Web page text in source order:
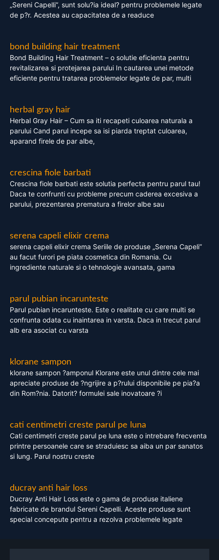
„Sereni Capelli”, sunt solu?ia ideal? pentru problemele legate
de p?r. Acestea au capacitatea de a readuce
bond building hair treatment
Bond Building Hair Treatment – o solutie eficienta pentru
revitalizarea si protejarea parului In cautarea unei metode
eficiente pentru tratarea problemelor legate de par, multi
herbal gray hair
Herbal Gray Hair – Cum sa iti recapeti culoarea naturala a
parului Cand parul incepe sa isi piarda treptat culoarea,
aparand firele de par albe,
crescina fiole barbati
Crescina fiole barbati este solutia perfecta pentru parul tau!
Daca te confrunti cu probleme precum caderea excesiva a
parului, prezentarea prematura a firelor albe sau
serena capeli elixir crema
serena capeli elixir crema Seriile de produse „Serena Capeli”
au facut furori pe piata cosmetica din Romania. Cu
ingrediente naturale si o tehnologie avansata, gama
parul pubian incarunteste
Parul pubian incarunteste. Este o realitate cu care multi se
confrunta odata cu inaintarea in varsta. Daca in trecut parul
alb era asociat cu varsta
klorane sampon
klorane sampon ?amponul Klorane este unul dintre cele mai
apreciate produse de ?ngrijire a p?rului disponibile pe pia?a
din Rom?nia. Datorit? formulei sale inovatoare ?i
cati centimetri creste parul pe luna
Cati centimetri creste parul pe luna este o intrebare frecventa
printre persoanele care se straduiesc sa aiba un par sanatos
si lung. Parul nostru creste
ducray anti hair loss
Ducray Anti Hair Loss este o gama de produse italiene
fabricate de brandul Sereni Capelli. Aceste produse sunt
special concepute pentru a rezolva problemele legate